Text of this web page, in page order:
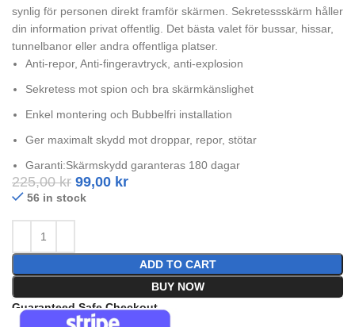
synlig för personen direkt framför skärmen. Sekretessskärm håller
din information privat offentlig. Det bästa valet för bussar, hissar,
tunnelbanor eller andra offentliga platser.
Anti-repor, Anti-fingeravtryck, anti-explosion
Sekretess mot spion och bra skärmkänslighet
Enkel montering och Bubbelfri installation
Ger maximalt skydd mot droppar, repor, stötar
Garanti:Skärmskydd garanteras 180 dagar
225,00kr 99,00 kr
56 in stock
ADD TO CART
BUY NOW
Guaranteed Safe Checkout